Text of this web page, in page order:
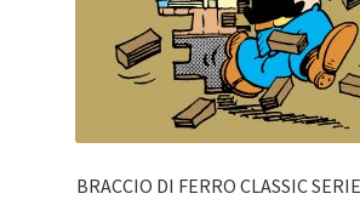
BRACCIO DI FERRO CLASSIC